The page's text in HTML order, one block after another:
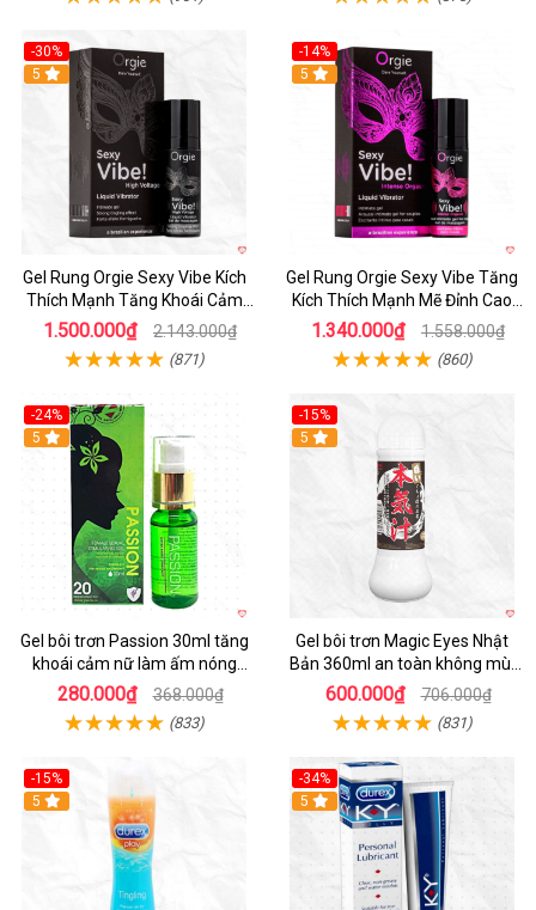
-30%
Hot
5
Gel Rung Orgie Sexy Vibe Kích
Thích Mạnh Tăng Khoái Cảm
Nhanh
1.500.000₫ 2.143.000₫
(871)
-14%
Hot
5
Gel Rung Orgie Sexy Vibe Tăng
Kích Thích Mạnh Mẽ Đỉnh Cao
Cảm Xúc
1.340.000₫ 1.558.000₫
(860)
-24%
5
Gel bôi trơn Passion 30ml tăng
khoái cảm nữ làm ấm nóng
nhanh lên đỉnh
280.000₫ 368.000₫
(833)
-15%
5
Gel bôi trơn Magic Eyes Nhật
Bản 360ml an toàn không mùi
kích thích
600.000₫ 706.000₫
(831)
-15%
5
-34%
5